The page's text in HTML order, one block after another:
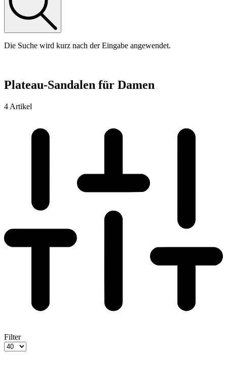
Die Suche wird kurz nach der Eingabe angewendet.
Plateau-Sandalen für Damen
4 Artikel
Filter